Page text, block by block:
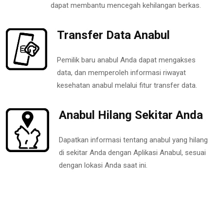
dapat membantu mencegah kehilangan berkas.
Transfer Data Anabul
Pemilik baru anabul Anda dapat mengakses
data, dan memperoleh informasi riwayat
kesehatan anabul melalui fitur transfer data.
Anabul Hilang Sekitar Anda
Dapatkan informasi tentang anabul yang hilang
di sekitar Anda dengan Aplikasi Anabul, sesuai
dengan lokasi Anda saat ini.